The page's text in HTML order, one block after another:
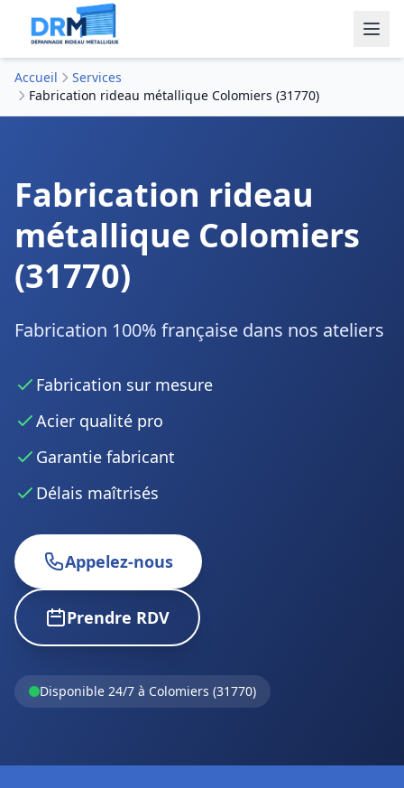
Accueil
Services
Fabrication rideau métallique Colomiers (31770)
Fabrication rideau
métallique Colomiers
(31770)
Fabrication 100% française dans nos ateliers
Fabrication sur mesure
Acier qualité pro
Garantie fabricant
Délais maîtrisés
Appelez-nous
Prendre RDV
Disponible 24/7 à Colomiers (31770)